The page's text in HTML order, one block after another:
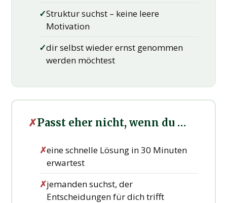
✓Struktur suchst – keine leere
Motivation
✓dir selbst wieder ernst genommen
werden möchtest
✗Passt eher nicht, wenn du …
✗eine schnelle Lösung in 30 Minuten
erwartest
✗jemanden suchst, der
Entscheidungen für dich trifft